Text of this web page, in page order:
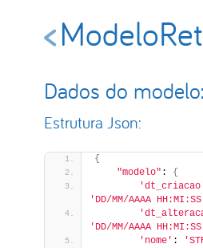
Dados do modelo:
Estrutura Json:
{
"modelo" : {
'DD/MM/AAAA
'DD/MM/AAAA
'nome' :